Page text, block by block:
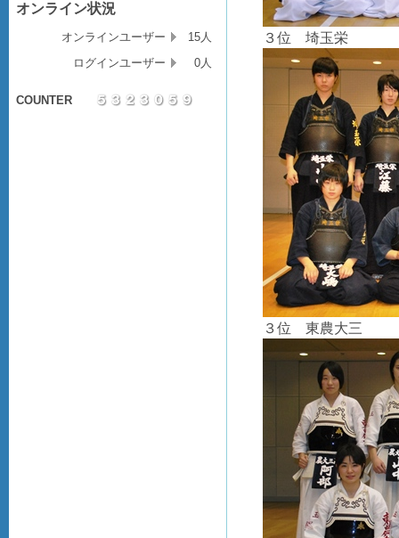
オンライン状況
オンラインユーザー
15人
ログインユーザー
0人
COUNTER
３位 埼玉栄
３位 東農大三